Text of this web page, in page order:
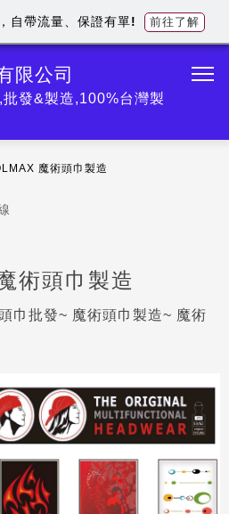
限公司
發&製造,100%台灣製
魔術頭巾製造
術頭巾製造
巾批發~ 魔術頭巾製造~ 魔術
自帶流量、保證有單! 前往了解